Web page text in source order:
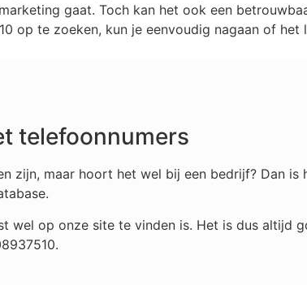
gaat. Toch kan het ook een
op te zoeken, kun je eenvoudig nagaan of het
telefoonnumers
zijn, maar hoort het wel bij een bedrijf? Dan
wel op onze site te vinden is. Het is dus altijd